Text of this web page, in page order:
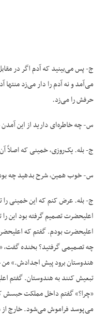
ج- پس می‌بینید که آدم اگر در
می‌آمد و نه آدم را دار می‌زد
حرفش را می‌زد.
س- چه خاطره‌ای دارید از این
ج- بله. یک‌روزی، خمینی که اصلاً
س- خوب همین، شرح بدهید چه
ج- بله. عرض کنم که این خمینی را
اعلیحضرت تصمیم گرفته بود این
اعلیحضرت بودم. گفتم که
چه تصمیمی گرفتید؟ بخنده گفت،
هندوستان برود پیش اجدادش.» من
تبعیش کنند به هندوستان. گفتم
«چرا؟» گفتم داخل مملکت حبسش
می‌پوسد فراموش می‌شود. خارج از